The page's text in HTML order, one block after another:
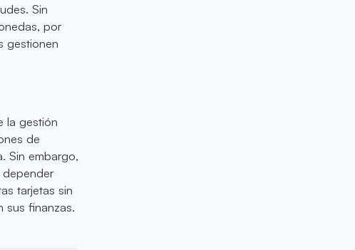
Sin
por
gestionen
la gestión
de
Sin embargo,
depender
tarjetas sin
sus finanzas.